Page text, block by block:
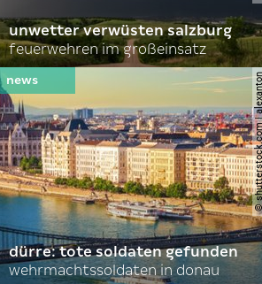
unwetter verwüsten salzburg
feuerwehren im großeinsatz
©
dürre: tote soldaten gefunden
wehrmachtssoldaten in donau